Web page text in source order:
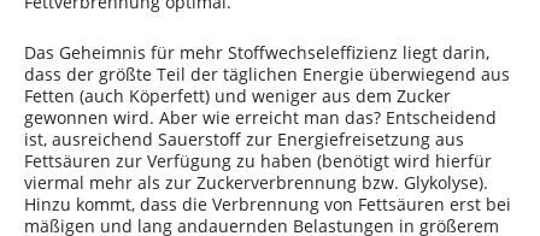
Das Geheimnis für mehr Stoffwechseleffizienz liegt darin,
dass der größte Teil der täglichen Energie überwiegend aus
Fetten (auch Köperfett) und weniger aus dem Zucker
gewonnen wird. Aber wie erreicht man das? Entscheidend
ist, ausreichend Sauerstoff zur Energiefreisetzung aus
Fettsäuren zur Verfügung zu haben (benötigt wird hierfür
viermal mehr als zur Zuckerverbrennung bzw. Glykolyse).
Hinzu kommt, dass die Verbrennung von Fettsäuren erst bei
mäßigen und lang andauernden Belastungen in größerem